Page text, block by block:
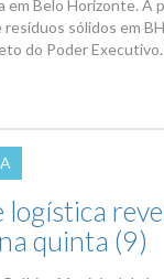
em Belo Horizonte. A
resíduos sólidos em
do Poder
logística
quinta (9)